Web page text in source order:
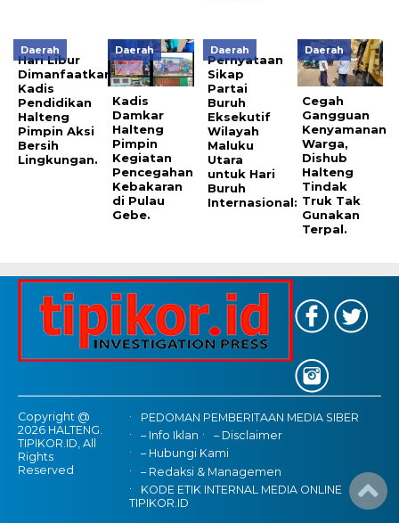
Daerah
Hari Libur
Dimanfaatkan,
Kadis
Pendidikan
Halteng
Pimpin Aksi
Bersih
Lingkungan.
Daerah
Kadis
Damkar
Halteng
Pimpin
Kegiatan
Pencegahan
Kebakaran
di Pulau
Gebe.
Daerah
Pernyataan
Sikap
Partai
Buruh
Eksekutif
Wilayah
Maluku
Utara
untuk Hari
Buruh
Internasional:
Daerah
Cegah
Gangguan
Kenyamanan
Warga,
Dishub
Halteng
Tindak
Truk Tak
Gunakan
Terpal.
Copyright @
2026 HALTENG.
TIPIKOR.ID, All
Rights
Reserved
PEDOMAN PEMBERITAAN MEDIA SIBER
– Info Iklan
– Disclaimer
– Hubungi Kami
– Redaksi & Managemen
KODE ETIK INTERNAL MEDIA ONLINE
TIPIKOR.ID